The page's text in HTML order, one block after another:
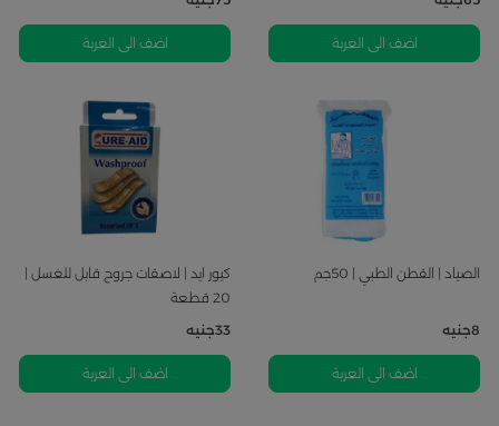
اضف الى العربة اضف الى العربة
الصياد | القطن الطبي | 50جم
8جنيه
اضف الى العربة
كيور ايد | لاصقات جروح قابل للغسل |
20 قطعة
33جنيه
اضف الى العربة